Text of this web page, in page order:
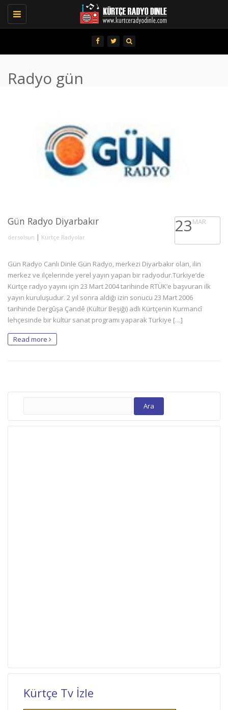
Toggle
navigation
Radyo gün
Gün Radyo Diyarbakır
dersolsun | Kürtçe Radyolar
23MAR
Gün Radyo Canlı Dinle Gün Radyo, merkezi Diyarbakır olan, ilin
merkez ve ilçelerinde yerel yayın yapan bir radyodur.Türkiye’de
Kürtçe radyo yayını için 23 Mart 2004 tarihinde RTÜK’e başvuran ilk
yayın kuruluşudur. 2 yıl sonra aldığı izin sonucu 23 Mart 2006
tarihinde Dergûşa Çandê (Kültür Beşiği) adlı Kürtçenin Kurmancî
lehçesinde bir kültür sanat programı yaparak Türkiye […]
Read more
Arama:
Kürtçe Tv İzle